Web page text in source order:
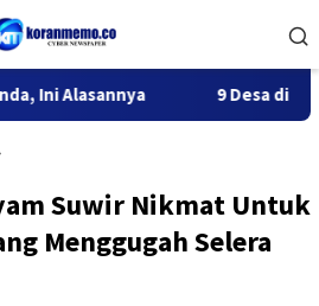
9 Desa di 6
Suwir Nikmat Untuk
Menggugah Selera